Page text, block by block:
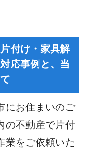
付け・家具解
応事例と、当
にお住まいのご
の不動産で片付
業をご依頼いた